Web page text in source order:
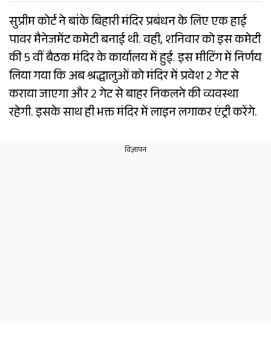
सुप्रीम कोर्ट ने बांके बिहारी मंदिर प्रबंधन के लिए एक हाई
पावर मैनेजमेंट कमेटी बनाई थी. वही, शनिवार को इस कमेटी
की 5 वीं बैठक मंदिर के कार्यालय में हुई. इस मीटिंग में निर्णय
लिया गया कि अब श्रद्धालुओं को मंदिर में प्रवेश 2 गेट से
कराया जाएगा और 2 गेट से बाहर निकलने की व्यवस्था
रहेगी. इसके साथ ही भक्त मंदिर में लाइन लगाकर एंट्री करेंगे.